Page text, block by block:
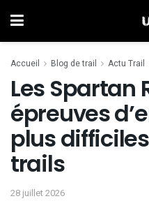
Accueil Blog de trail Actu Trail
Les Spartan
épreuves
plus
trails
28 juillet 2026